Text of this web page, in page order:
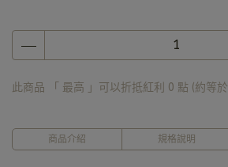
此商品 「 最高 」可以折抵紅利 0 點 (約等於
商品介紹 規格說明